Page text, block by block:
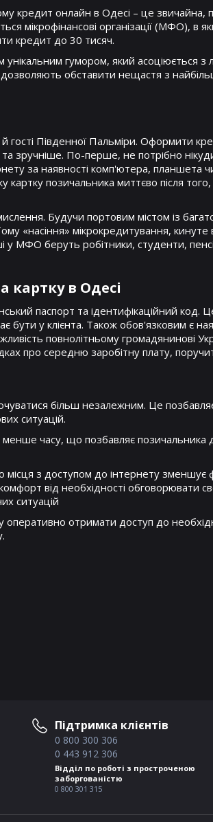
кредит онлайн в Одесі – це звичайна,
мікрофінансові організації (МФО),
кредит до 30 тисяч.
гумором, який асоціюється з
обставити нещастя з
Південної Пальміри. Оформити
зручніше. По-перше, не потрібно
за наявності комп'ютера,
позичальника миттєво після
Будучи портовим містом із
«насіння» мікрокредитування,
МФО беруть робітники, студенти,
картку в Одесі
паспорт та ідентифікаційний
бути у клієнта. Також обов'язковим є
повнолітньому
про середню заробітну плату,
більш незалежним. Це
ситуацій.
часу, що позбавляє позичальника
з доступом до інтернету зменшує
від необхідності обговорювати
ситуацій
отримати доступ до
Підтримка клієнтів
0 800 300 306
0 443 912 306
Відділ по роботі з простроченою
заборгованістю
0 800 301 315